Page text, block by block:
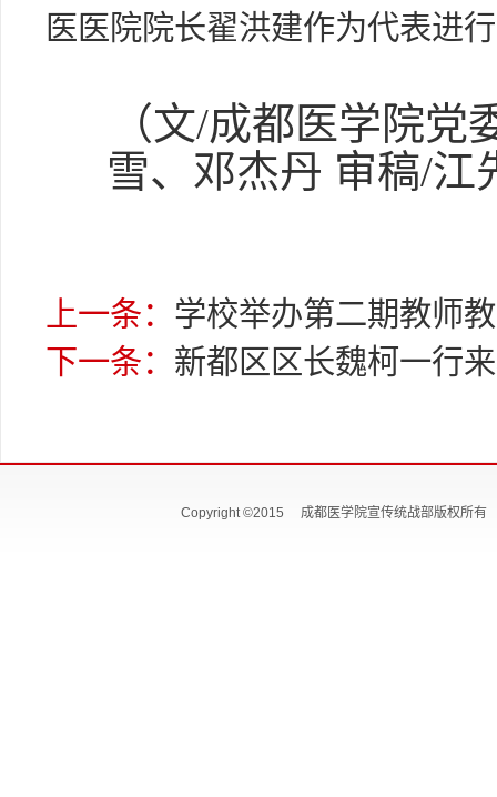
医医院院长翟洪建作为代表进
（文/成都医学院
雪、邓杰丹 审稿/江
上一条： 学校举办第二期教师
下一条： 新都区区长魏柯一行
Copyright ©2015 成都医学院宣传统战部版权所有